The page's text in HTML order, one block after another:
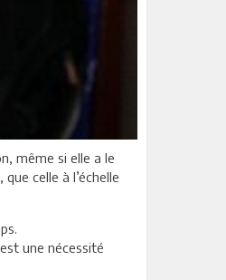
même si elle a le
celle à l’échelle
une nécessité